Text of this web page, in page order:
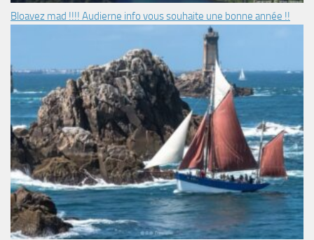
Bloavez mad !!!! Audierne info vous souhaite une bonne année !!